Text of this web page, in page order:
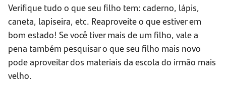
Verifique tudo o que seu filho tem: caderno, lápis,
caneta, lapiseira, etc. Reaproveite o que estiver em
bom estado! Se você tiver mais de um filho, vale a
pena também pesquisar o que seu filho mais novo
pode aproveitar dos materiais da escola do irmão mais
velho.